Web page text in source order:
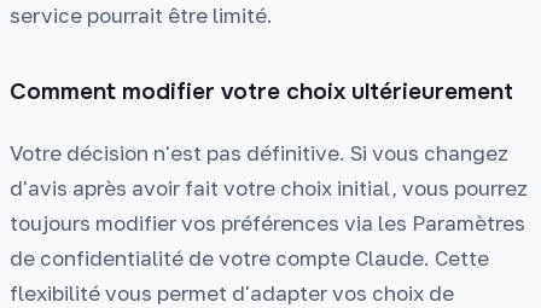
service pourrait être limité.
Comment modifier votre choix ultérieurement
Votre décision n'est pas définitive. Si vous changez
d'avis après avoir fait votre choix initial, vous pourrez
toujours modifier vos préférences via les Paramètres
de confidentialité de votre compte Claude. Cette
flexibilité vous permet d'adapter vos choix de